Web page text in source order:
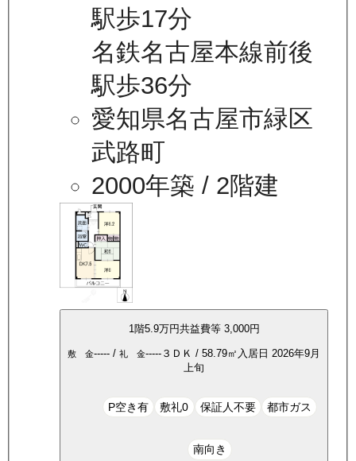
駅歩17分
名鉄名古屋本線前後
駅歩36分
愛知県名古屋市緑区
武路町
2000年築 / 2階建
1 階5.9万円共益費等 3,000円
敷 金----- / 礼 金----- ３ＤＫ / 58.79㎡ 入居日 2026年9月
上旬
P空き有 敷礼0 保証人不要 都市ガス
南向き